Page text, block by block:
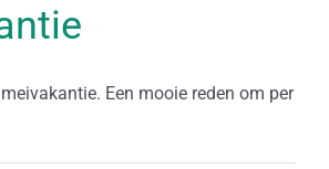
Een mooie reden om per